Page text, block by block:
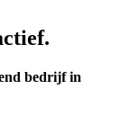
bedrijf in